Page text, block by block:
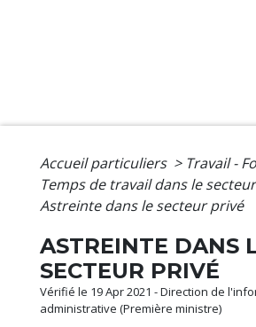
Accueil particuliers > Travail -
Temps de travail dans le
Astreinte dans le secteur privé
ASTREINTE DANS
SECTEUR PRIVÉ
Vérifié le 19 Apr 2021 - Direction de
administrative (Première ministre)